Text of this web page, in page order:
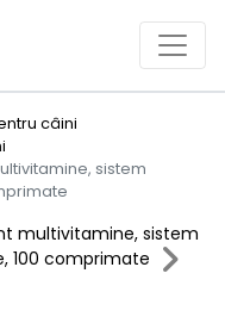
câini
sistem
Next